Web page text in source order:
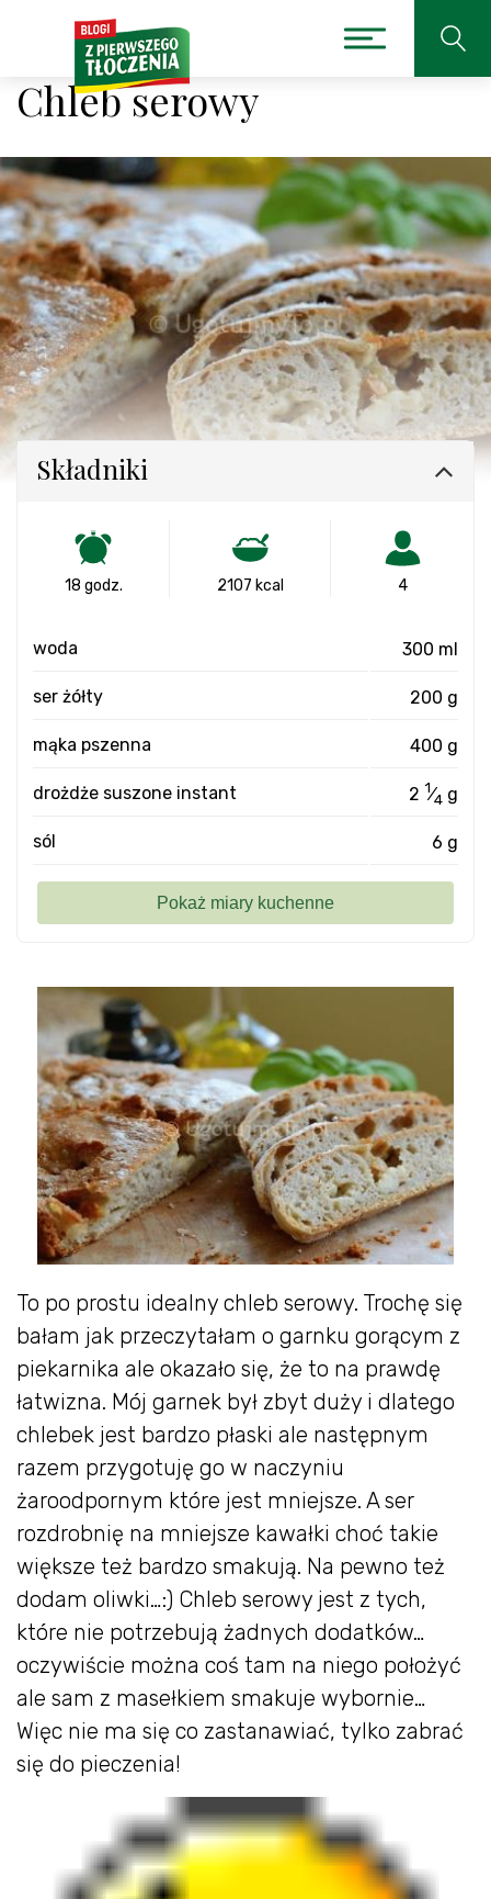
Chleb serowy
To po prostu idealny chleb serowy. Trochę się
bałam jak przeczytałam o garnku gorącym z
piekarnika ale okazało się, że to na prawdę
łatwizna. Mój garnek był zbyt duży i dlatego
chlebek jest bardzo płaski ale następnym
razem przygotuję go w naczyniu
żaroodpornym które jest mniejsze. A ser
rozdrobnię na mniejsze kawałki choć takie
większe też bardzo smakują. Na pewno też
dodam oliwki…:) Chleb serowy jest z tych,
które nie potrzebują żadnych dodatków…
oczywiście można coś tam na niego położyć
ale sam z masełkiem smakuje wybornie…
Więc nie ma się co zastanawiać, tylko zabrać
się do pieczenia!
Składniki
18 godz. 2107 kcal 4
woda 300 ml
ser żółty 200 g
mąka pszenna 400 g
drożdże suszone instant 2 1⁄4 g
sól 6 g